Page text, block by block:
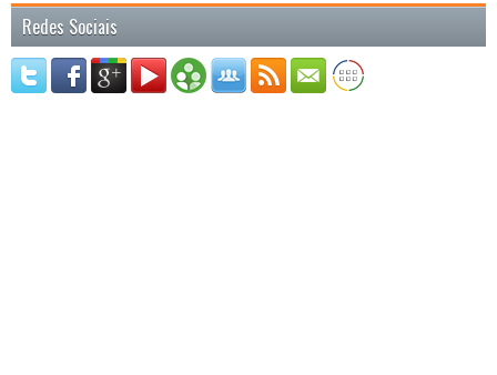
Redes Sociais